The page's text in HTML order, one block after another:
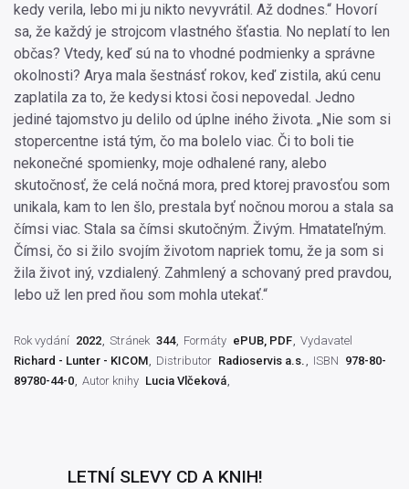
kedy verila, lebo mi ju nikto nevyvrátil. Až dodnes.“ Hovorí
sa, že každý je strojcom vlastného šťastia. No neplatí to len
občas? Vtedy, keď sú na to vhodné podmienky a správne
okolnosti? Arya mala šestnásť rokov, keď zistila, akú cenu
zaplatila za to, že kedysi ktosi čosi nepovedal. Jedno
jediné tajomstvo ju delilo od úplne iného života. „Nie som si
stopercentne istá tým, čo ma bolelo viac. Či to boli tie
nekonečné spomienky, moje odhalené rany, alebo
skutočnosť, že celá nočná mora, pred ktorej pravosťou som
unikala, kam to len šlo, prestala byť nočnou morou a stala sa
čímsi viac. Stala sa čímsi skutočným. Živým. Hmatateľným.
Čímsi, čo si žilo svojím životom napriek tomu, že ja som si
žila život iný, vzdialený. Zahmlený a schovaný pred pravdou,
lebo už len pred ňou som mohla utekať.“
Rok vydání 2022 Stránek 344 Formáty ePUB, PDF Vydavatel
Richard - Lunter - KICOM
Distributor Radioservis a.s. ISBN 978-80-
89780-44-0 Autor knihy Lucia Vlčeková
LETNÍ SLEVY CD A KNIH!